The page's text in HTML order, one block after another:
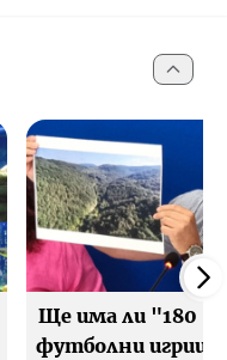
Ще има ли "180
футболни